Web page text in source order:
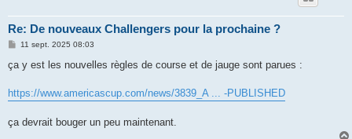
Re: De nouveaux Challengers pour la prochaine ?
M
s
g
e
11 sept. 2025 08:03
ça y est les nouvelles règles de course et de jauge sont parues :
https://www.americascup.com/news/3839_A ... -PUBLISHED
ça devrait bouger un peu maintenant.